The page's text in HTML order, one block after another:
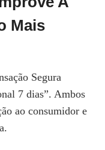
Mais
Segura
7 dias”. Ambos
ao consumidor e